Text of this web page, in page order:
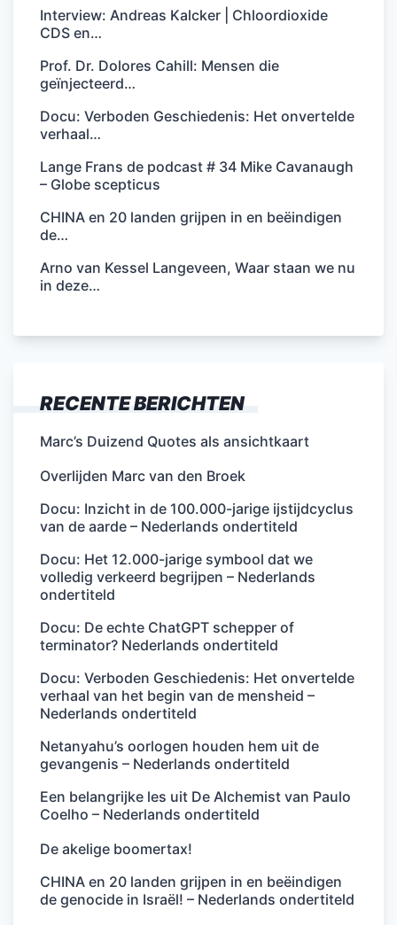
Interview: Andreas Kalcker | Chloordioxide
CDS en…
Prof. Dr. Dolores Cahill: Mensen die
geïnjecteerd…
Docu: Verboden Geschiedenis: Het onvertelde
verhaal…
Lange Frans de podcast # 34 Mike Cavanaugh
– Globe scepticus
CHINA en 20 landen grijpen in en beëindigen
de…
Arno van Kessel Langeveen, Waar staan we nu
in deze…
RECENTE BERICHTEN
Marc’s Duizend Quotes als ansichtkaart
Overlijden Marc van den Broek
Docu: Inzicht in de 100.000-jarige ijstijdcyclus
van de aarde – Nederlands ondertiteld
Docu: Het 12.000-jarige symbool dat we
volledig verkeerd begrijpen – Nederlands
ondertiteld
Docu: De echte ChatGPT schepper of
terminator? Nederlands ondertiteld
Docu: Verboden Geschiedenis: Het onvertelde
verhaal van het begin van de mensheid –
Nederlands ondertiteld
Netanyahu’s oorlogen houden hem uit de
gevangenis – Nederlands ondertiteld
Een belangrijke les uit De Alchemist van Paulo
Coelho – Nederlands ondertiteld
De akelige boomertax!
CHINA en 20 landen grijpen in en beëindigen
de genocide in Israël! – Nederlands ondertiteld